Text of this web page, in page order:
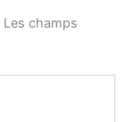
Les champs